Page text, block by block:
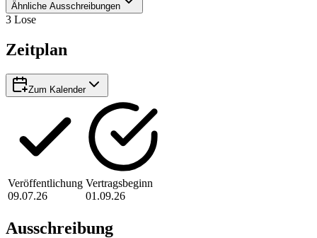
Ähnliche Ausschreibungen
3 Lose
Zeitplan
Zum Kalender
Veröffentlichung
09.07.26
Vertragsbeginn
01.09.26
Ausschreibung